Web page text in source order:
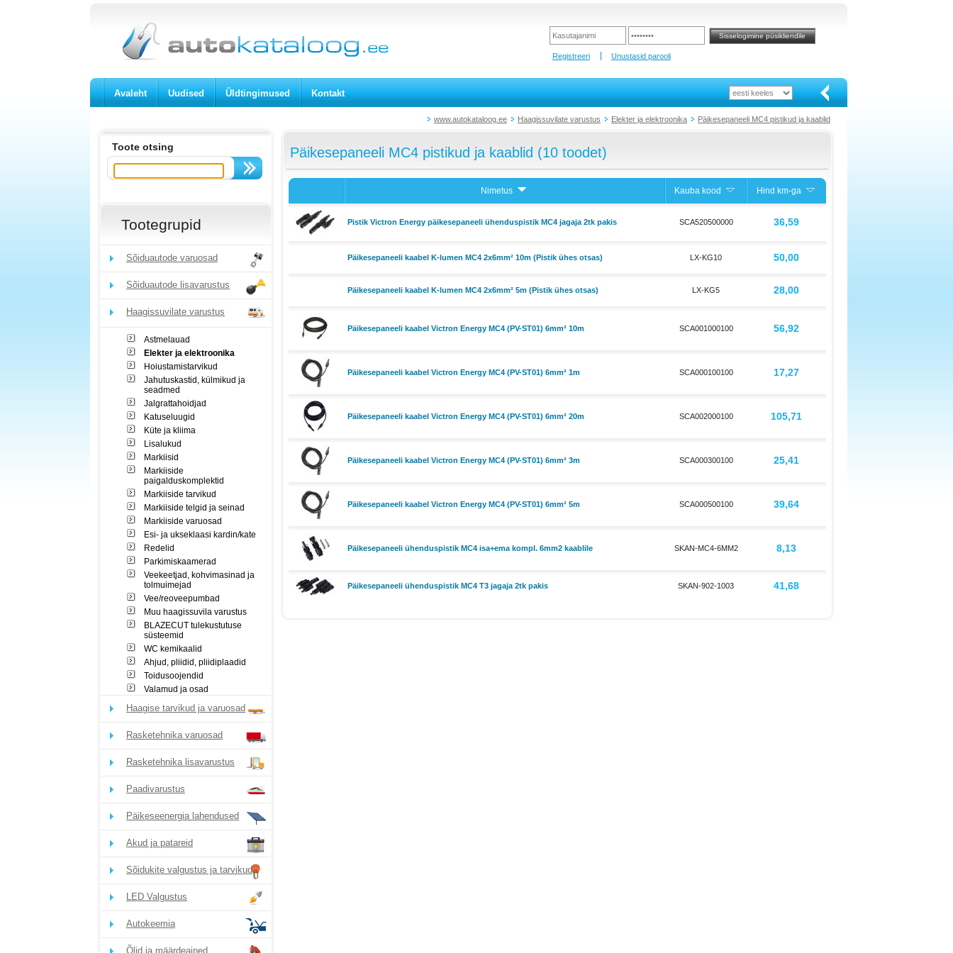
Registreeri Unustasid parooli
Avaleht Uudised Üldtingimused Kontakt
www.autokataloog.ee Haagissuvilate varustus Elekter ja elektroonika Päikesepaneeli MC4 pistikud ja kaablid
Toote otsing
Tootegrupid
Sõiduautode varuosad
Sõiduautode lisavarustus
Haagissuvilate varustus
Astmelauad
Elekter ja elektroonika
Hoiustamistarvikud
Jahutuskastid, külmikud ja
seadmed
Jalgrattahoidjad
Katuseluugid
Küte ja kliima
Lisalukud
Markiisid
Markiiside
paigalduskomplektid
Markiiside tarvikud
Markiiside telgid ja seinad
Markiiside varuosad
Esi- ja ukseklaasi kardin/kate
Redelid
Parkimiskaamerad
Veekeetjad, kohvimasinad ja
tolmuimejad
Vee/reoveepumbad
Muu haagissuvila varustus
BLAZECUT tulekustutuse
süsteemid
WC kemikaalid
Ahjud, pliidid, pliidiplaadid
Toidusoojendid
Valamud ja osad
Haagise tarvikud ja varuosad
Rasketehnika varuosad
Rasketehnika lisavarustus
Paadivarustus
Päikeseenergia lahendused
Akud ja patareid
Sõidukite valgustus ja tarvikud
LED Valgustus
Autokeemia
Õlid ja määrdeained
Päikesepaneeli MC4 pistikud ja kaablid (10 toodet)
Nimetus Kauba kood Hind km-ga
Pistik Victron Energy päikesepaneeli ühenduspistik MC4 jagaja 2tk pakis SCA520500000 36,59
Päikesepaneeli kaabel K-lumen MC4 2x6mm² 10m (Pistik ühes otsas) LX-KG10 50,00
Päikesepaneeli kaabel K-lumen MC4 2x6mm² 5m (Pistik ühes otsas) LX-KG5 28,00
Päikesepaneeli kaabel Victron Energy MC4 (PV-ST01) 6mm² 10m SCA001000100 56,92
Päikesepaneeli kaabel Victron Energy MC4 (PV-ST01) 6mm² 1m SCA000100100 17,27
Päikesepaneeli kaabel Victron Energy MC4 (PV-ST01) 6mm² 20m SCA002000100 105,71
Päikesepaneeli kaabel Victron Energy MC4 (PV-ST01) 6mm² 3m SCA000300100 25,41
Päikesepaneeli kaabel Victron Energy MC4 (PV-ST01) 6mm² 5m SCA000500100 39,64
Päikesepaneeli ühenduspistik MC4 isa+ema kompl. 6mm2 kaablile SKAN-MC4-6MM2 8,13
Päikesepaneeli ühenduspistik MC4 T3 jagaja 2tk pakis SKAN-902-1003 41,68